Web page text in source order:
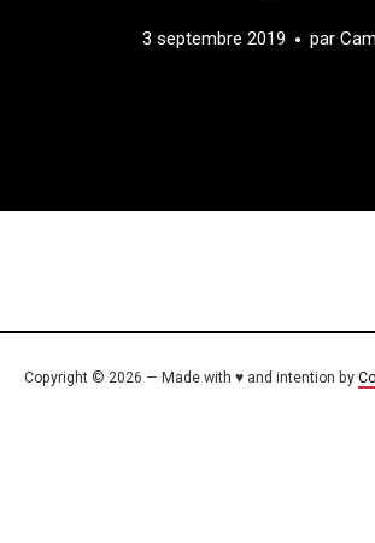
3 septembre 2019 par
Copyright © 2026 — Made with ♥ and intention by